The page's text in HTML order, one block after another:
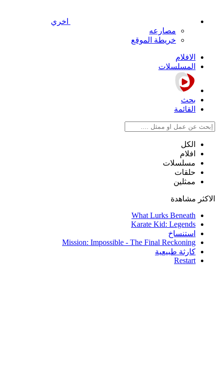
اخري
مصارعه
خريطة الموقع
الافلام
المسلسلات
بحث
القائمة
الكل
افلام
مسلسلات
حلقات
ممثلين
الاكثر مشاهدة
What Lurks Beneath
Karate Kid: Legends
استنساخ
Mission: Impossible - The Final Reckoning
كارثة طبيعية
Restart